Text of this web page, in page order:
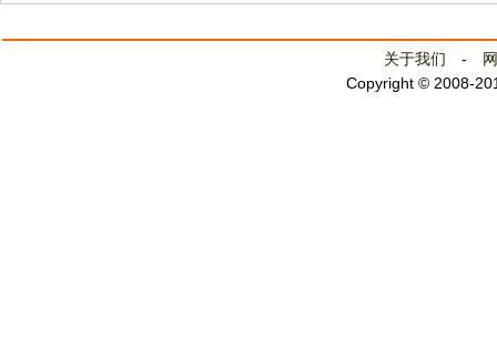
关于我们 -
Copyright © 2008-